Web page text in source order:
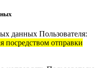
данных Пользователя:
посредством отправки